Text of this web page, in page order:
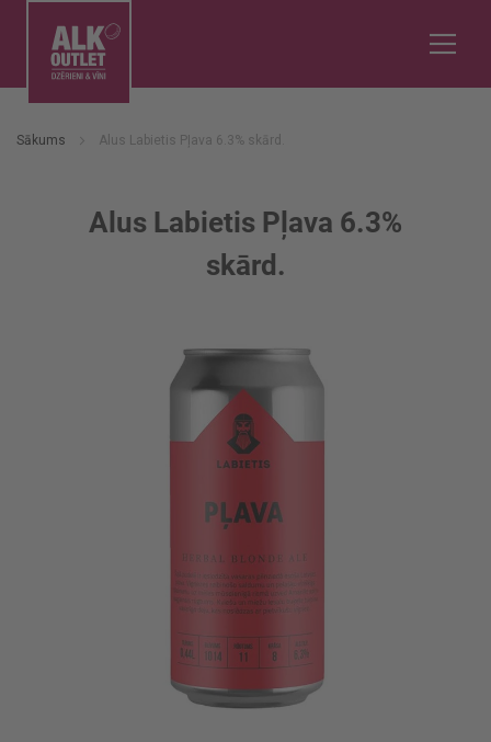
Sākums Alus Labietis Pļava 6.3% skārd.
Alus Labietis Pļava 6.3%
skārd.